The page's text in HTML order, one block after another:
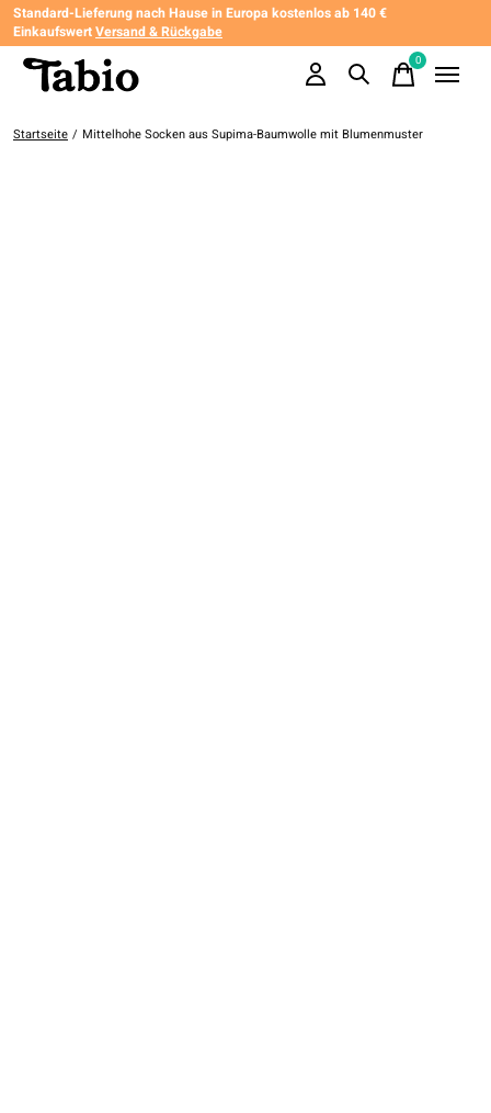
Standard-Lieferung nach Hause in Europa kostenlos ab 140 €
EinkaufswertVersand & Rückgabe
0items
Startseite / Mittelhohe Socken aus Supima-Baumwolle mit Blumenmuster